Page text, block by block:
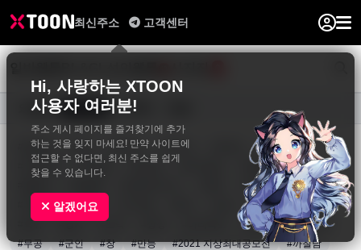
최신주소
Hi, 사랑하는 XTOON
사용자 여러분!
주소 게시 페이지를 즐겨찾기에 추가
하는 것을 잊지 마세요! 만약 사이트에
접근할 수 없다면, 최신 주소를 쉽게
찾을 수 있습니다.
알겠어요
고객센터
요일별 장르별 연재중
#동양풍 #액션 #판타지 #드라마
#재회물
#인외존재
#다정남 #순정남
#엉뚱발랄녀
#트라우마
#계약관계
#일상 #전쟁
#생존
#회귀
#영지 #노력 #용병
#왕족/귀족
#무공
#군인 #창 #만능 #2021 지상최대공모전
#까칠남